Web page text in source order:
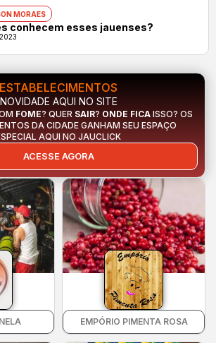
MORAES
conhecem esses jauenses?
EMPÓRIO PIMENTA ROSA
ESTABELECIMENTOS
NOVIDADE AQUI NO SITE
FOME? QUER SAIR? ONDE FICAISSO? OS
DA CIDADE GANHAM SEU ESPAÇO
AQUI NO JAUCLICK
ACESSE AGORA